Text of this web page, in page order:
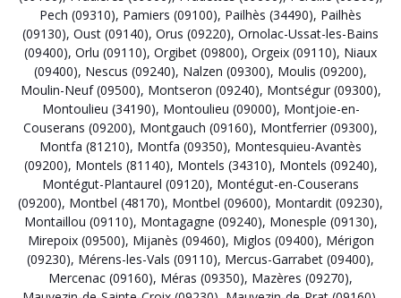
Pech (09310), Pamiers (09100), Pailhès (34490), Pailhès
(09130), Oust (09140), Orus (09220), Ornolac-Ussat-les-Bains
(09400), Orlu (09110), Orgibet (09800), Orgeix (09110), Niaux
(09400), Nescus (09240), Nalzen (09300), Moulis (09200),
Moulin-Neuf (09500), Montseron (09240), Montségur (09300),
Montoulieu (34190), Montoulieu (09000), Montjoie-en-
Couserans (09200), Montgauch (09160), Montferrier (09300),
Montfa (81210), Montfa (09350), Montesquieu-Avantès
(09200), Montels (81140), Montels (34310), Montels (09240),
Montégut-Plantaurel (09120), Montégut-en-Couserans
(09200), Montbel (48170), Montbel (09600), Montardit (09230),
Montaillou (09110), Montagagne (09240), Monesple (09130),
Mirepoix (09500), Mijanès (09460), Miglos (09400), Mérigon
(09230), Mérens-les-Vals (09110), Mercus-Garrabet (09400),
Mercenac (09160), Méras (09350), Mazères (09270),